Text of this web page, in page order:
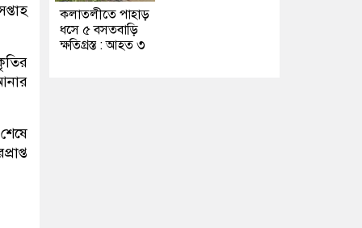
কলাতলীতে পাহাড়
ধসে ৫ বসতবাড়ি
ক্ষতিগ্রস্ত : আহত ৩